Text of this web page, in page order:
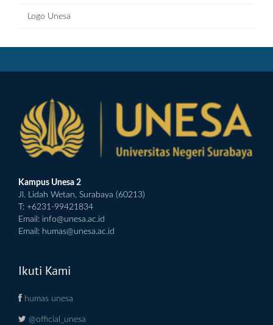
Logo Unesa
Kampus Unesa 2
Jl. Lidah Wetan, Surabaya (60213)
T: +6231-99421834
Email: info@unesa.ac.id
Email: humas@unesa.ac.id
Ikuti Kami
humas unesa
@official_unesa